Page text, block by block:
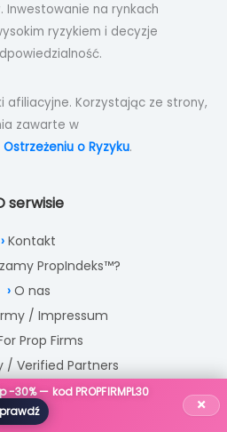
na rynkach
ryzykiem i decyzje
afiliacyjne. Korzystając ze strony,
zawarte w
Ostrzeżeniu o Ryzyku.
serwisie
Kontakt
PropIndeks™?
O nas
/ Impressum
Prop Firms
/ Verified Partners
Full Ranking Methodology
30% — kod PROPFIRMPL30
×